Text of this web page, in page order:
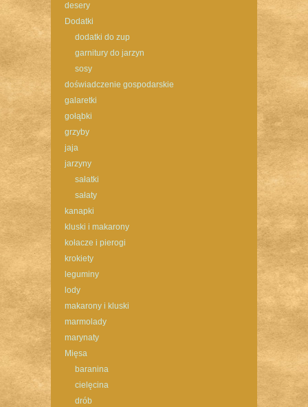
desery
Dodatki
dodatki do zup
garnitury do jarzyn
sosy
doświadczenie gospodarskie
galaretki
gołąbki
grzyby
jaja
jarzyny
sałatki
sałaty
kanapki
kluski i makarony
kołacze i pierogi
krokiety
leguminy
lody
makarony i kluski
marmolady
marynaty
Mięsa
baranina
cielęcina
drób